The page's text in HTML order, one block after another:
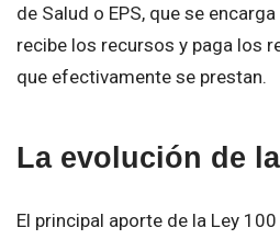
de Salud o EPS, que se
recibe los recursos y paga los
que efectivamente se prestan.
La evolución de
El principal aporte de la Ley